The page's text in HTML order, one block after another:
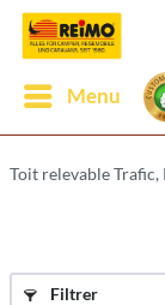
Menu
Toit relevable
Filtrer